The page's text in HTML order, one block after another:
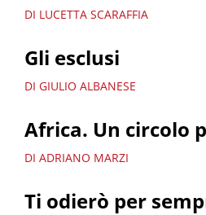
DI LUCETTA SCARAFFIA
Gli esclusi
DI GIULIO ALBANESE
Africa. Un circolo
DI ADRIANO MARZI
Ti odierò per